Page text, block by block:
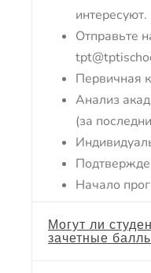
интересуют.
Отправьте
Первичная
Анализ
(за
Начало
Могут ли
зачетные